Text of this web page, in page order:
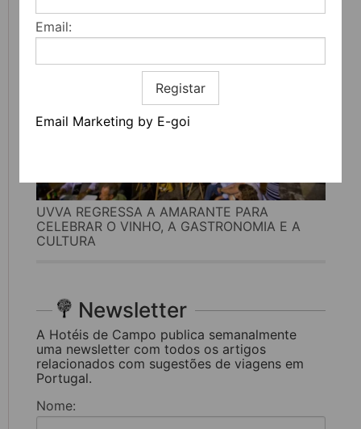
Email:
Registar
Email Marketing by E-goi
UVVA REGRESSA A AMARANTE PARA
CELEBRAR O VINHO, A GASTRONOMIA E A
CULTURA
Newsletter
A Hotéis de Campo publica semanalmente
uma newsletter com todos os artigos
relacionados com sugestões de viagens em
Portugal.
Nome: